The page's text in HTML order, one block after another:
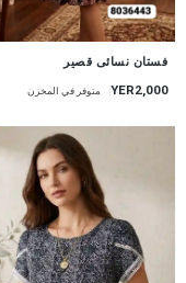
جديد
فستان نسائى قصير
YER2,000 متوفر في المخزن